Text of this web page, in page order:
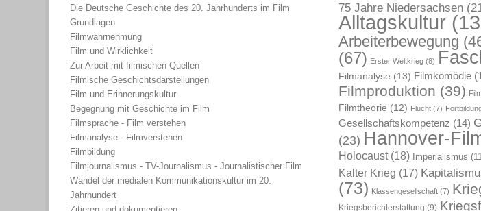
Die Deutsche Geschichte des 20. Jahrhunderts im Film
Grundlagen
Filmwahrnehmung
Film und Wirklichkeit
Zur Arbeit mit filmischen Quellen
Filmische Geschichtsdarstellungen
Film und Erinnerungskultur
Begegnung mit Geschichte im Film
Filmsprache - Film verstehen
Filmanalyse - Filmverstehen
Filmbildung
Filmjournalismus - TV-Journalismus - Journalistischer Film
Wandel der medialen Kommunikationskultur im 20.
Jahrhundert
75 Jahre Niedersachsen
Alltagskultur
Arbeiterbewegung
(67) Erster Weltkrieg (8)
Filmanalyse (13) Filmkomödie
Filmproduktion (39)
Filmtheorie (12) Flucht (7)
Gesellschaftskompetenz (14)
(23) Hannover-
Holocaust(18) Imperialismus
Kalter Krieg (17)
(73) Klassengesellschaft (7)
Kriegsberichterstattung (9)